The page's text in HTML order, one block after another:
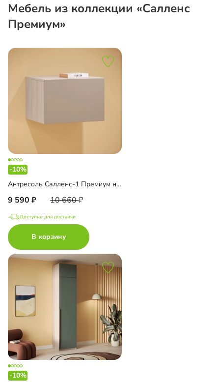
Мебель из коллекции «Салленс
Премиум»
-10%
Антресоль Салленс-1 Премиум навесная
9 590 10 660
Доступно для доставки
В корзину
-10%